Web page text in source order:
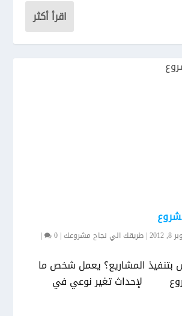
اقرأ أكثر
2012
|طريقك الي نجاح مشروعك|
0
|
بتنفيذ المشاريع؟ يعمل شخص ما
لإحداث تغير نوعي في